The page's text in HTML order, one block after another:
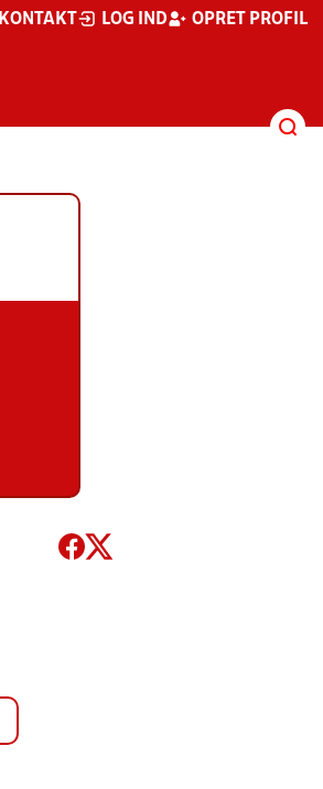
KONTAKT LOG IND OPRET PROFIL